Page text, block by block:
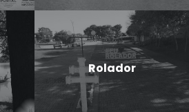
Rolador